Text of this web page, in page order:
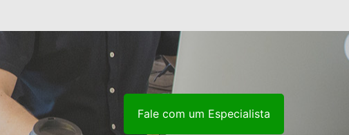
Fale com um Especialista